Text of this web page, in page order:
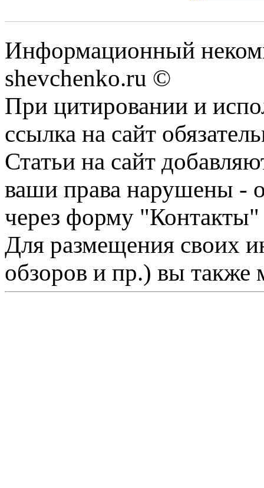
Информационный
shevchenko.ru ©
При цитировании и
ссылка на сайт
Статьи на сайт
ваши права нарушены -
через форму "Контакты"
Для размещения своих
обзоров и пр.) вы также